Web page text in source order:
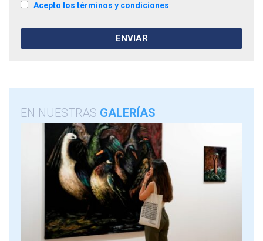
Acepto los términos y condiciones
EN NUESTRAS GALERÍAS